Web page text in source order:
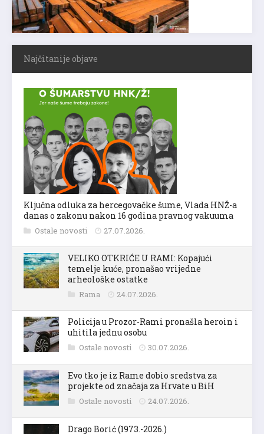
Najčitanije objave
Ključna odluka za hercegovačke šume, Vlada HNŽ-a
danas o zakonu nakon 16 godina pravnog vakuuma
Ostale novosti 27.07.2026.
VELIKO OTKRIĆE U RAMI: Kopajući
temelje kuće, pronašao vrijedne
arheološke ostatke
Rama 24.07.2026.
Policija u Prozor-Rami pronašla heroin i
uhitila jednu osobu
Ostale novosti 30.07.2026.
Evo tko je iz Rame dobio sredstva za
projekte od značaja za Hrvate u BiH
Ostale novosti 24.07.2026.
Drago Borić (1973.-2026.)